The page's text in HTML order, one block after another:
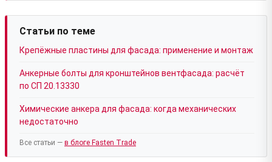
Статьи по теме
Крепёжные пластины для фасада: применение и монтаж
Анкерные болты для кронштейнов вентфасада: расчёт
по СП 20.13330
Химические анкера для фасада: когда механических
недостаточно
Все статьи — в блоге Fasten Trade